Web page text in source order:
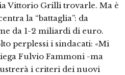
Vittorio Grilli trovarle. Ma è
la “battaglia”: da
da 1-2 miliardi di euro.
perplessi i sindacati: «Mi
Fulvio Fammoni -ma
i criteri dei nuovi